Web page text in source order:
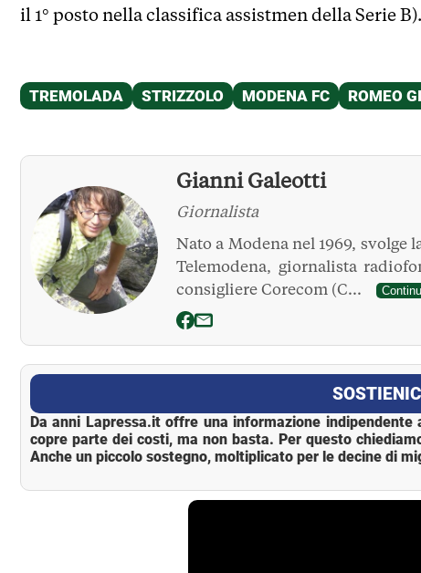
il 1° posto nella classifica assistmen della Serie B).
Gianni Galeotti
Giornalista
Nato a Modena nel 1969, svolge
Telemodena, giornalista
consigliere Corecom (C...
La Pressa
Da anni Lapressa.it offre una informazione
copre parte dei costi, ma non basta. Per questo
Anche un piccolo sostegno, moltiplicato per le decine di